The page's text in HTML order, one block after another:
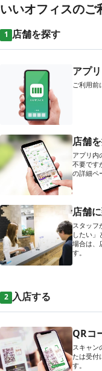
いいオフィスのご
1 店舗を探す
アプ
ご利用前
店舗
アプリ内
不要です
の詳細ペ
店舗
スタッフ
したい」
場合は、
す。
2 入店する
QRコ
スキャン
たは受付
す。